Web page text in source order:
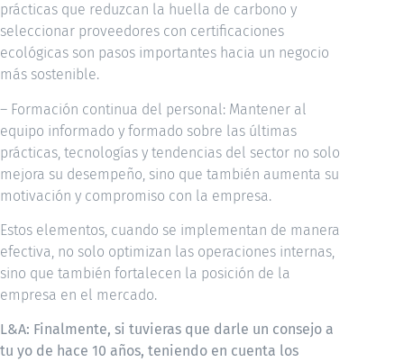
prácticas que reduzcan la huella de carbono y
seleccionar proveedores con certificaciones
ecológicas son pasos importantes hacia un negocio
más sostenible.
– Formación continua del personal: Mantener al
equipo informado y formado sobre las últimas
prácticas, tecnologías y tendencias del sector no solo
mejora su desempeño, sino que también aumenta su
motivación y compromiso con la empresa.
Estos elementos, cuando se implementan de manera
efectiva, no solo optimizan las operaciones internas,
sino que también fortalecen la posición de la
empresa en el mercado.
L&A: Finalmente, si tuvieras que darle un consejo a
tu yo de hace 10 años, teniendo en cuenta los